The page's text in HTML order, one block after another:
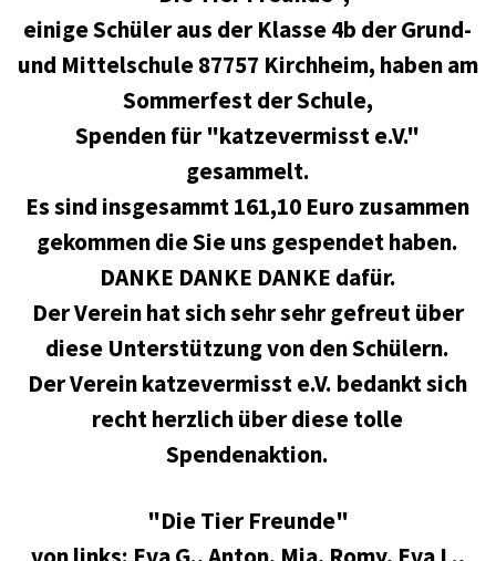
einige Schüler aus der Klasse 4b der Grund-
und Mittelschule 87757 Kirchheim, haben am
Sommerfest der Schule,
Spenden für "katzevermisst e.V."
gesammelt.
Es sind insgesammt 161,10 Euro zusammen
gekommen die Sie uns gespendet haben.
DANKE DANKE DANKE dafür.
Der Verein hat sich sehr sehr gefreut über
diese Unterstützung von den Schülern.
Der Verein katzevermisst e.V. bedankt sich
recht herzlich über diese tolle
Spendenaktion.
"Die Tier Freunde"